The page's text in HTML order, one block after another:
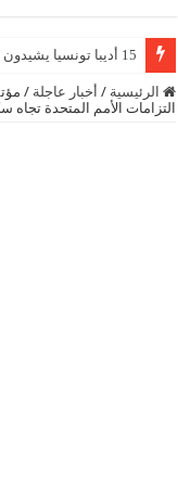
15 أديبا تونسيا يشيدون بتكريم الشاعر علي الدرورة
الرئيسية / أخبار عاجلة /
التزامات الأمم المتحدة تجاه